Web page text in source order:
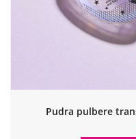
Pudra pulbere